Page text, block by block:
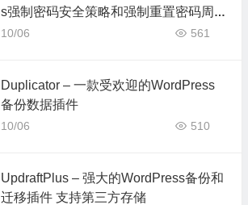
s强制密码安全策略和强制重置密码周
期插件
10/06 561
Duplicator – 一款受欢迎的WordPress
备份数据插件
10/06 510
UpdraftPlus – 强大的WordPress备份和
迁移插件 支持第三方存储